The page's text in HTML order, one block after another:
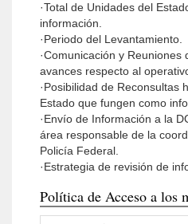
·Total de Unidades del
información.
·Periodo del Levantamiento.
·Comunicación y
avances respecto al
·Posibilidad de Reconsultas
Estado que fungen como
·Envío de Información a la
área responsable de la
Policía Federal.
·Estrategia de revisión de
Política de Acceso a los